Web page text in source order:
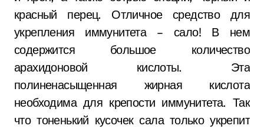
красный перец. Отличное средство для
укрепления иммунитета – сало! В нем
содержится большое количество
арахидоновой кислоты. Эта
полиненасыщенная жирная кислота
необходима для крепости иммунитета. Так
что тоненький кусочек сала только укрепит